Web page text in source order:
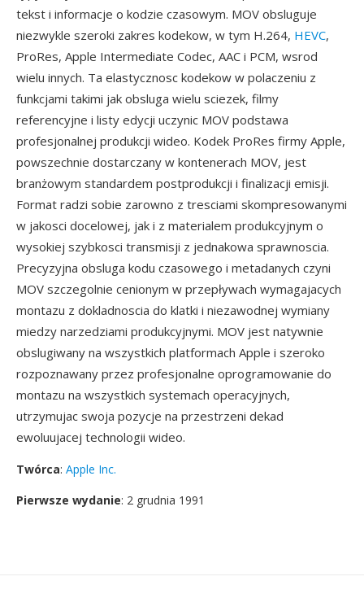
tekst i informacje o kodzie czasowym. MOV obsluguje
niezwykle szeroki zakres kodekow, w tym H.264, HEVC,
ProRes, Apple Intermediate Codec, AAC i PCM, wsrod
wielu innych. Ta elastycznosc kodekow w polaczeniu z
funkcjami takimi jak obsluga wielu sciezek, filmy
referencyjne i listy edycji uczynic MOV podstawa
profesjonalnej produkcji wideo. Kodek ProRes firmy Apple,
powszechnie dostarczany w kontenerach MOV, jest
branżowym standardem postprodukcji i finalizacji emisji.
Format radzi sobie zarowno z tresciami skompresowanymi
w jakosci docelowej, jak i z materialem produkcyjnym o
wysokiej szybkosci transmisji z jednakowa sprawnoscia.
Precyzyjna obsluga kodu czasowego i metadanych czyni
MOV szczegolnie cenionym w przepływach wymagajacych
montazu z dokladnoscia do klatki i niezawodnej wymiany
miedzy narzedziami produkcyjnymi. MOV jest natywnie
obslugiwany na wszystkich platformach Apple i szeroko
rozpoznawany przez profesjonalne oprogramowanie do
montazu na wszystkich systemach operacyjnych,
utrzymujac swoja pozycje na przestrzeni dekad
ewoluujacej technologii wideo.
Twórca: Apple Inc.
Pierwsze wydanie: 2 grudnia 1991